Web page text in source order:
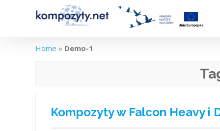
Home » Demo-1
Kompozyty w Falcon Heavy i